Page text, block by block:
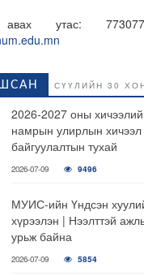
авах утас:
СҮҮЛИЙН 30
2026-2027 оны
намрын улирлын хичээл
байгуулалтын тухай
2026-07-09 9496
МУИС-ийн Үндсэн
хүрээлэн | Нээлттэй
урьж байна
2026-07-09 5854